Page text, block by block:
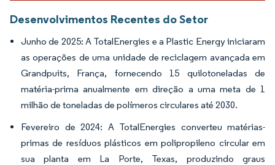
Desenvolvimentos Recentes do Setor
Junho de 2025: A TotalEnergies e a Plastic Energy iniciaram
as operações de uma unidade de reciclagem avançada em
Grandpuits, França, fornecendo 15 quilotoneladas de
matéria-prima anualmente em direção a uma meta de 1
milhão de toneladas de polímeros circulares até 2030.
Fevereiro de 2024: A TotalEnergies converteu matérias-
primas de resíduos plásticos em polipropileno circular em
sua planta em La Porte, Texas, produzindo graus